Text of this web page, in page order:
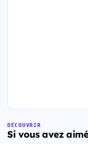
DÉCOUVRIR
Si vous avez